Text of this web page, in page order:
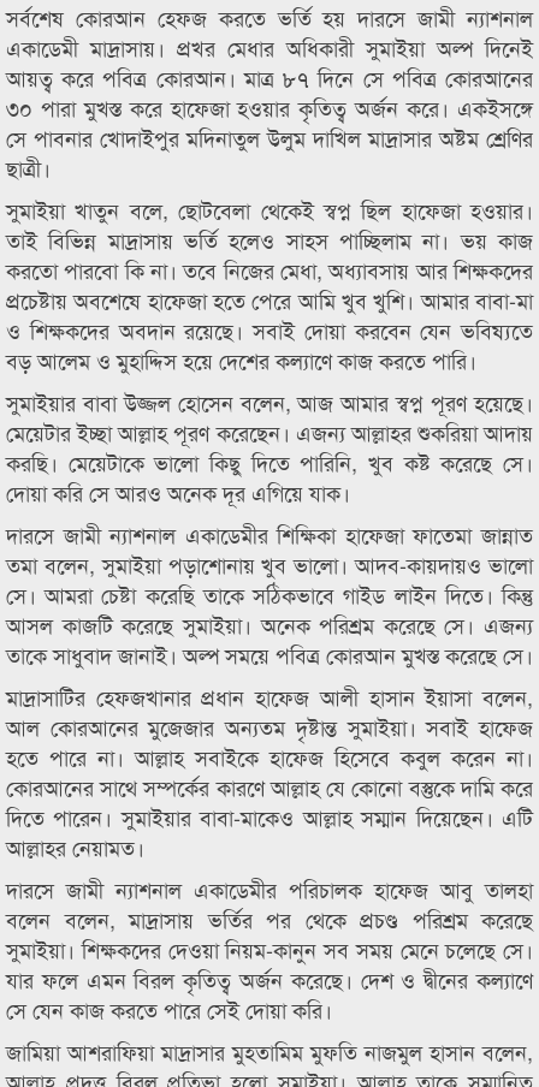
সর্বশেষ কোরআন হেফজ করতে ভর্তি হয় দারসে জামী ন্যাশনাল
একাডেমী মাদ্রাসায়। প্রখর মেধার অধিকারী সুমাইয়া অল্প দিনেই
আয়ত্ব করে পবিত্র কোরআন। মাত্র ৮৭ দিনে সে পবিত্র কোরআনের
৩০ পারা মুখস্ত করে হাফেজা হওয়ার কৃতিত্ব অর্জন করে। একইসঙ্গে
সে পাবনার খোদাইপুর মদিনাতুল উলুম দাখিল মাদ্রাসার অষ্টম শ্রেণির
ছাত্রী।
সুমাইয়া খাতুন বলে, ছোটবেলা থেকেই স্বপ্ন ছিল হাফেজা হওয়ার।
তাই বিভিন্ন মাদ্রাসায় ভর্তি হলেও সাহস পাচ্ছিলাম না। ভয় কাজ
করতো পারবো কি না। তবে নিজের মেধা, অধ্যাবসায় আর শিক্ষকদের
প্রচেষ্টায় অবশেষে হাফেজা হতে পেরে আমি খুব খুশি। আমার বাবা-মা
ও শিক্ষকদের অবদান রয়েছে। সবাই দোয়া করবেন যেন ভবিষ্যতে
বড় আলেম ও মুহাদ্দিস হয়ে দেশের কল্যাণে কাজ করতে পারি।
সুমাইয়ার বাবা উজ্জল হোসেন বলেন, আজ আমার স্বপ্ন পূরণ হয়েছে।
মেয়েটার ইচ্ছা আল্লাহ পূরণ করেছেন। এজন্য আল্লাহর শুকরিয়া আদায়
করছি। মেয়েটাকে ভালো কিছু দিতে পারিনি, খুব কষ্ট করেছে সে।
দোয়া করি সে আরও অনেক দূর এগিয়ে যাক।
দারসে জামী ন্যাশনাল একাডেমীর শিক্ষিকা হাফেজা ফাতেমা জান্নাত
তমা বলেন, সুমাইয়া পড়াশোনায় খুব ভালো। আদব-কায়দায়ও ভালো
সে। আমরা চেষ্টা করেছি তাকে সঠিকভাবে গাইড লাইন দিতে। কিন্তু
আসল কাজটি করেছে সুমাইয়া। অনেক পরিশ্রম করেছে সে। এজন্য
তাকে সাধুবাদ জানাই। অল্প সময়ে পবিত্র কোরআন মুখস্ত করেছে সে।
মাদ্রাসাটির হেফজখানার প্রধান হাফেজ আলী হাসান ইয়াসা বলেন,
আল কোরআনের মুজেজার অন্যতম দৃষ্টান্ত সুমাইয়া। সবাই হাফেজ
হতে পারে না। আল্লাহ সবাইকে হাফেজ হিসেবে কবুল করেন না।
কোরআনের সাথে সম্পর্কের কারণে আল্লাহ যে কোনো বস্তুকে দামি করে
দিতে পারেন। সুমাইয়ার বাবা-মাকেও আল্লাহ সম্মান দিয়েছেন। এটি
আল্লাহর নেয়ামত।
দারসে জামী ন্যাশনাল একাডেমীর পরিচালক হাফেজ আবু তালহা
বলেন বলেন, মাদ্রাসায় ভর্তির পর থেকে প্রচণ্ড পরিশ্রম করেছে
সুমাইয়া। শিক্ষকদের দেওয়া নিয়ম-কানুন সব সময় মেনে চলেছে সে।
যার ফলে এমন বিরল কৃতিত্ব অর্জন করেছে। দেশ ও দ্বীনের কল্যাণে
সে যেন কাজ করতে পারে সেই দোয়া করি।
জামিয়া আশরাফিয়া মাদ্রাসার মুহতামিম মুফতি নাজমুল হাসান বলেন,